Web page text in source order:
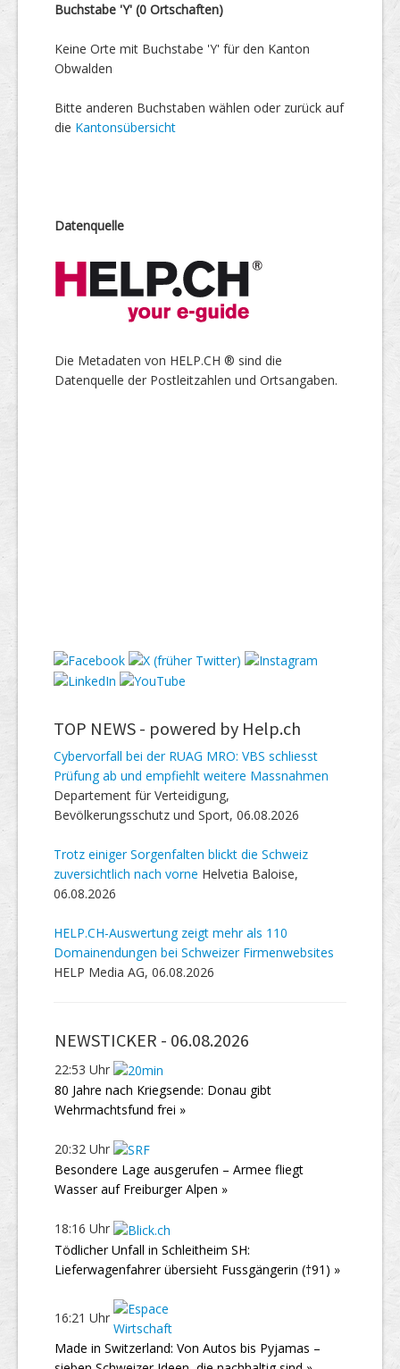
Buchstabe 'Y' (0 Ortschaften)
Keine Orte mit Buchstabe 'Y' für den Kanton
Obwalden
Bitte anderen Buchstaben wählen oder zurück auf
die Kantonsübersicht
Datenquelle
Die Metadaten von HELP.CH ® sind die
Datenquelle der Postleitzahlen und Ortsangaben.
TOP NEWS - powered by Help.ch
Cybervorfall bei der RUAG MRO: VBS schliesst
Prüfung ab und empfiehlt weitere Massnahmen
Departement für Verteidigung,
Bevölkerungsschutz und Sport, 06.08.2026
Trotz einiger Sorgenfalten blickt die Schweiz
zuversichtlich nach vorne Helvetia Baloise,
06.08.2026
HELP.CH-Auswertung zeigt mehr als 110
Domainendungen bei Schweizer Firmenwebsites
HELP Media AG, 06.08.2026
NEWSTICKER - 06.08.2026
22:53 Uhr
80 Jahre nach Kriegsende: Donau gibt
Wehrmachtsfund frei »
20:32 Uhr
Besondere Lage ausgerufen – Armee fliegt
Wasser auf Freiburger Alpen »
18:16 Uhr
Tödlicher Unfall in Schleitheim SH:
Lieferwagenfahrer übersieht Fussgängerin (†91) »
16:21 Uhr
Made in Switzerland: Von Autos bis Pyjamas –